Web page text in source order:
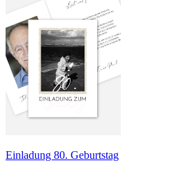
Einladung 80. Geburtstag